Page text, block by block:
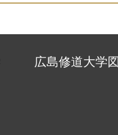
広島修道大学